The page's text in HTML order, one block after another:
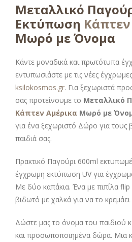
Μεταλλικό
Εκτύπωση
Μωρό με Όνομα
Κάντε μοναδικά και πρωτότυπα
εντυπωσιάστε με τις νέες
ksilokosmos.gr. Για ξεχωριστά
σας προτείνουμε το Μεταλλικό
Κάπτεν Αμέρικα Μωρό με
για ένα ξεχωριστό Δώρο για τους
παιδιά σας.
Πρακτικό Παγούρι 600ml
έγχρωμη εκτύπωση UV για
Με δύο καπάκια. Ένα με πιπίλα flip
βιδωτό με χαλκά για να το
Δώστε μας το όνομα του παιδιού
και προσωποποιημένα δώρα. Μια